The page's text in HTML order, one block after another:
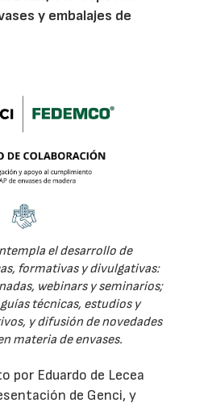
y embalajes de
el desarrollo de
formativas y divulgativas:
webinars y seminarios;
técnicas, estudios y
y difusión de novedades
materia de envases.
por Eduardo de Lecea
de Genci, y